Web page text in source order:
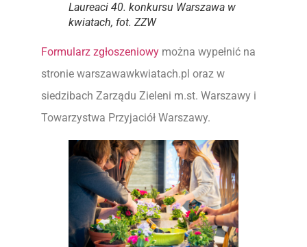
Laureaci 40. konkursu Warszawa w
kwiatach, fot. ZZW
Formularz zgłoszeniowy można wypełnić na
stronie warszawawkwiatach.pl oraz w
siedzibach Zarządu Zieleni m.st. Warszawy i
Towarzystwa Przyjaciół Warszawy.